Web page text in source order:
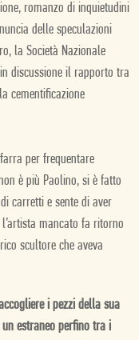
romanzo di inquietudini
delle speculazioni
la Società Nazionale
discussione il rapporto tra
cementificazione
per frequentare
è più Paolino, si è fatto
carretti e sente di aver
mancato fa ritorno
scultore che aveva
i pezzi della sua
estraneo perfino tra i